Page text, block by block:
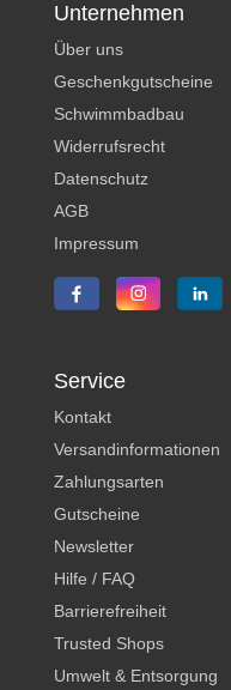
Unternehmen
Über uns
Geschenkgutscheine
Schwimmbadbau
Widerrufsrecht
Datenschutz
AGB
Impressum
Service
Kontakt
Versandinformationen
Zahlungsarten
Gutscheine
Newsletter
Hilfe / FAQ
Barrierefreiheit
Trusted Shops
Umwelt & Entsorgung